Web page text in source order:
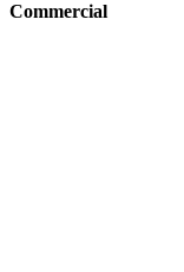
Commercial